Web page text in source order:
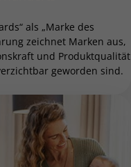
als „Marke des
zeichnet Marken aus,
und Produktqualität
geworden sind.